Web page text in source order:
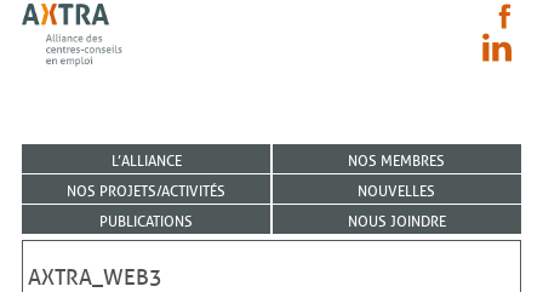
L’ALLIANCE
NOS MEMBRES
NOS PROJETS/ACTIVITÉS
NOUVELLES
PUBLICATIONS
NOUS JOINDRE
AXTRA_WEB3